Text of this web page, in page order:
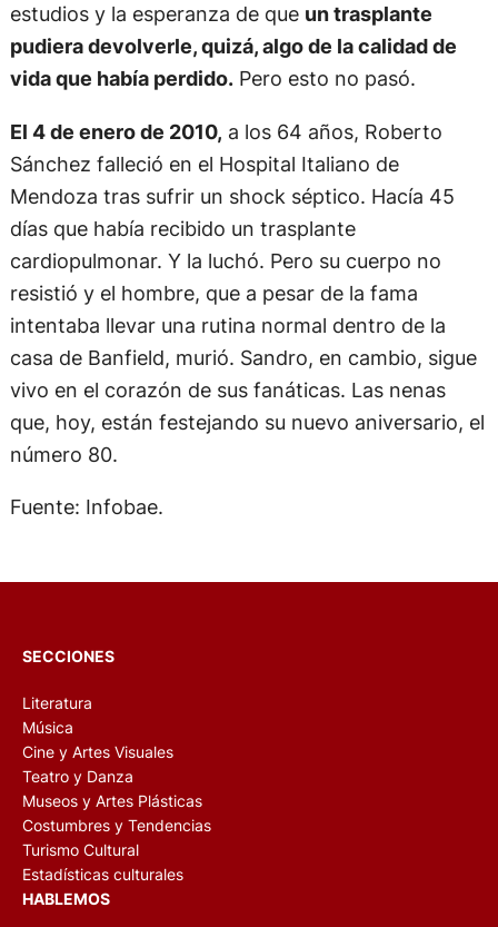
estudios y la esperanza de que un trasplante
pudiera devolverle, quizá, algo de la calidad de
vida que había perdido.Pero esto no pasó.
El 4 de enero de 2010, a los 64 años, Roberto
Sánchez falleció en el Hospital Italiano de
Mendoza tras sufrir un shock séptico. Hacía 45
días que había recibido un trasplante
cardiopulmonar. Y la luchó. Pero su cuerpo no
resistió y el hombre, que a pesar de la fama
intentaba llevar una rutina normal dentro de la
casa de Banfield, murió. Sandro, en cambio, sigue
vivo en el corazón de sus fanáticas. Las nenas
que, hoy, están festejando su nuevo aniversario, el
número 80.
Fuente: Infobae.
SECCIONES
Literatura
Música
Cine y Artes Visuales
Teatro y Danza
Museos y Artes Plásticas
Costumbres y Tendencias
Turismo Cultural
Estadísticas culturales
HABLEMOS